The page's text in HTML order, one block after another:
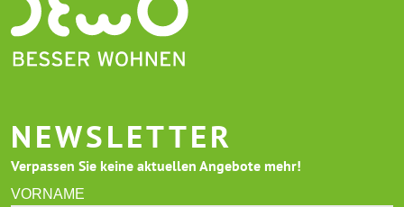
NEWSLETTER
Verpassen Sie keine aktuellen Angebote mehr!
VORNAME